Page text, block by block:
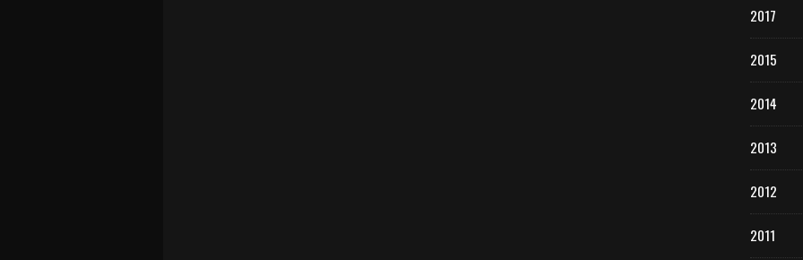
2017
2015
2014
2013
2012
2011